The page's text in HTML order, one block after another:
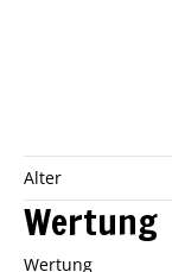
Alter
Wertung
Wertung